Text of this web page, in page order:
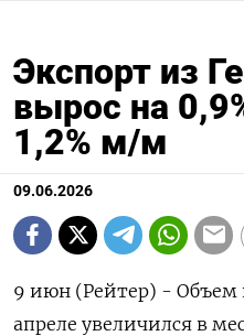
Экспорт из
вырос на
1,2% м/м
09.06.2026
9 июн (Рейтер) - Объем
апреле увеличился в